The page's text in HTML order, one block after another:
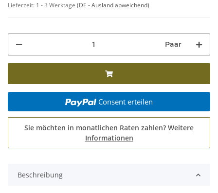
Lieferzeit: 1 - 3 Werktage (DE - Ausland abweichend)
Paar
Consent erteilen
Sie möchten in monatlichen Raten zahlen? Weitere
Informationen
Beschreibung